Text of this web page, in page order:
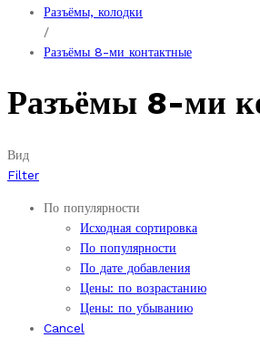
Разъёмы, колодки
/
Разъёмы 8-ми контактные
Разъёмы 8-ми
Вид
Filter
По популярности
Исходная сортировка
По популярности
По дате добавления
Цены: по возрастанию
Цены: по убыванию
Cancel